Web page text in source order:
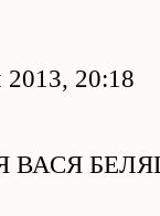
2013, 20:18
ВАСЯ